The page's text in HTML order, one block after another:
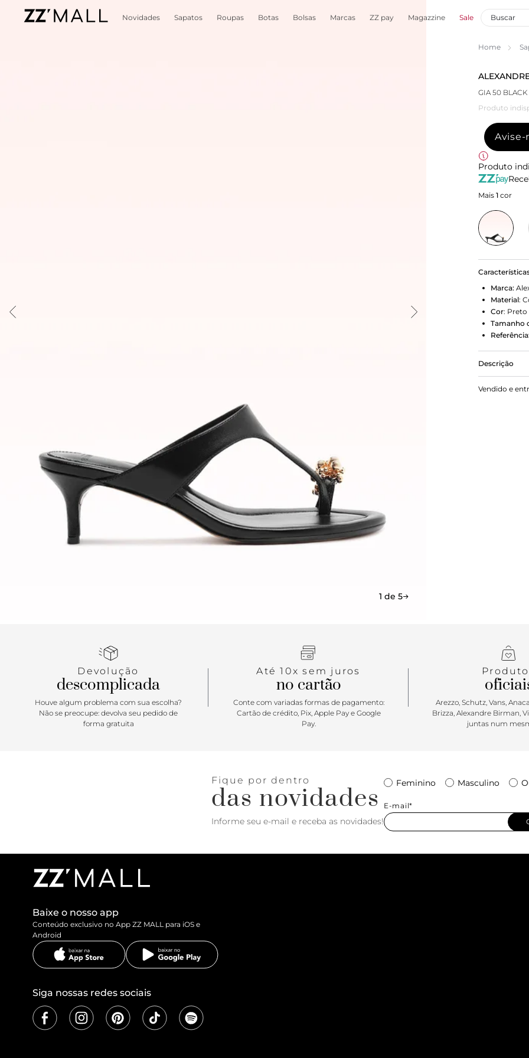
Novidades Sapatos Roupas Botas Bolsas Marcas ZZ pay Magazzine Sale
1 de 5
Home
GIA 50 BLACK
Produto
Avise-
Produto
Mais 1 cor
Marca:
Material:
Cor: Preto
Tamanho
Referência:
Descrição
A Gia
bolas
Vendido e
Devolução
descomplicada
Houve algum problema com sua escolha?
Não se preocupe: devolva seu pedido de
forma gratuita
Até 10x sem juros
no cartão
Conte com variadas formas de pagamento:
Cartão de crédito, Pix, Apple Pay e Google
Pay.
Arezzo, Schutz, Vans,
Brizza, Alexandre Birman,
juntas num
Fique por dentro
das novidades
Informe seu e-mail e receba as novidades!
Feminino Masculino
E-mail*
Baixe o nosso app
Conteúdo exclusivo no App ZZ MALL para iOS e
Android
Siga nossas redes sociais